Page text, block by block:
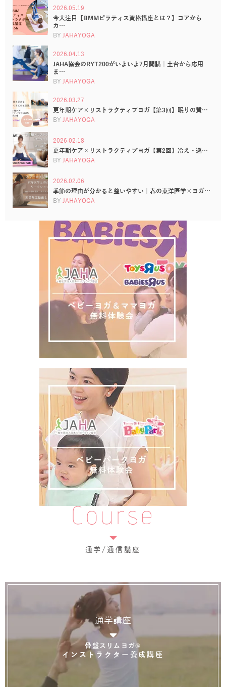
2026.05.19
今大注目【BMMピラティス資格講座とは？】コアから
カ…
BY JAHAYOGA
2026.04.13
JAHA協会のRYT200がいよいよ7月開講｜土台から応用
ま…
BY JAHAYOGA
2026.03.27
更年期ケア×リストラクティブヨガ【第3回】眠りの質…
BY JAHAYOGA
2026.02.18
更年期ケア×リストラクティブヨガ【第2回】冷え・巡…
BY JAHAYOGA
2026.02.06
季節の理由が分かると整いやすい｜春の東洋医学×ヨガ…
BY JAHAYOGA
Course
通学/通信講座
通学講座
骨盤スリムヨガ®
インストラクター養成講座